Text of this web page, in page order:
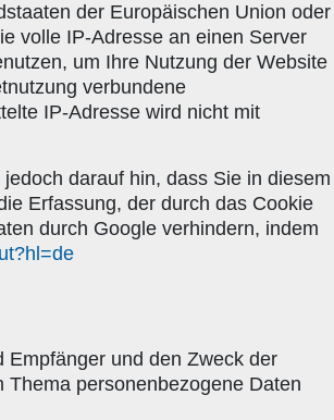
der Europäischen Union oder
volle IP-Adresse an einen Server
um Ihre Nutzung der Website
verbundene
IP-Adresse wird nicht mit
darauf hin, dass Sie in diesem
Erfassung, der durch das Cookie
durch Google verhindern, indem
Empfänger und den Zweck der
personenbezogene Daten